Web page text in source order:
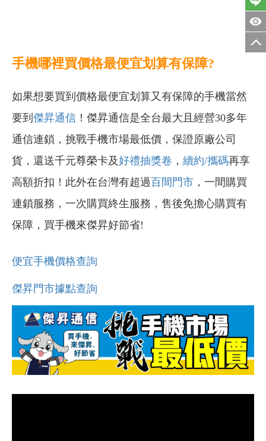
手機哪裡買價格最便宜划算有保障?
如果想要買到價格最便宜划算又有保障的手機當然
要到 傑昇通信 ！傑昇通信是全台最大且經營30多年
通信連鎖，挑戰手機市場最低價，保證原廠公司
貨，還送千元尊榮卡及好禮抽獎卷 ， 續約/攜碼再享
高額折扣！此外在台灣有超過百間門市 ，一間購買
連鎖服務，一次購買終生服務，售後免擔心購買有
保障，買手機來傑昇好節省!
便宜手機價格查詢
傑昇門市據點查詢